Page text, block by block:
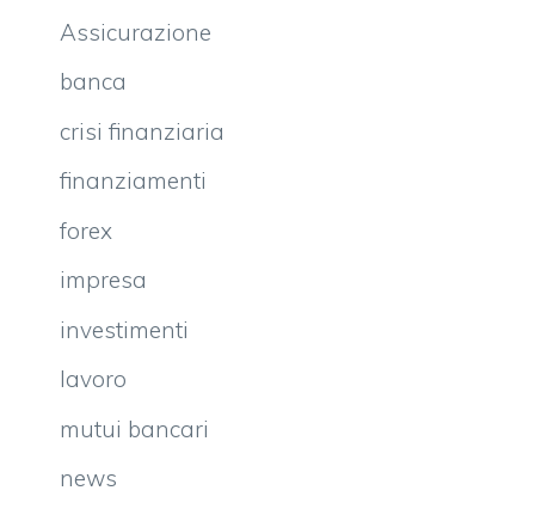
Assicurazione
banca
crisi finanziaria
finanziamenti
forex
impresa
investimenti
lavoro
mutui bancari
news